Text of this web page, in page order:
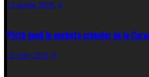
15 aprilie 2026, 0
Pistă nouă în ancheta crimelor de la
31 iulie 2019, 0